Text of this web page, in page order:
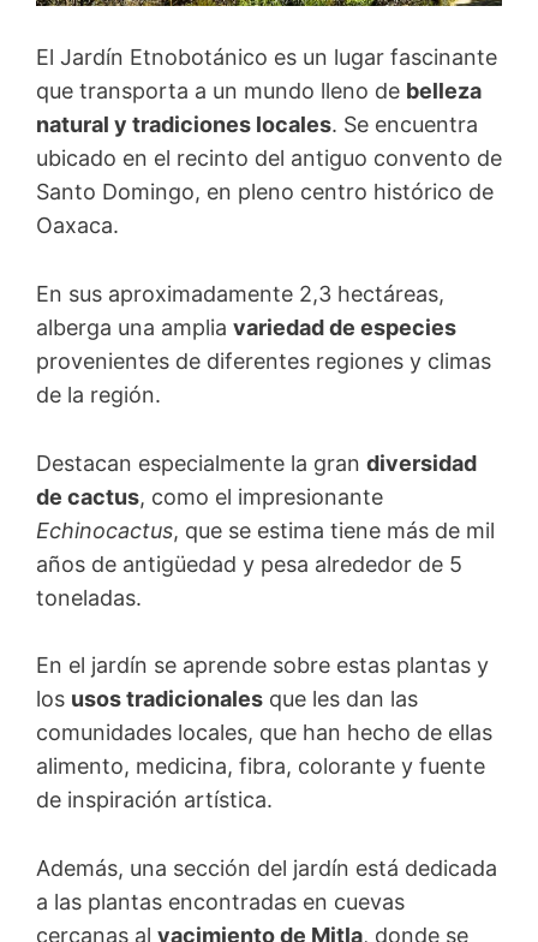
El Jardín Etnobotánico es un lugar fascinante
que transporta a un mundo lleno de belleza
natural y tradiciones locales. Se encuentra
ubicado en el recinto del antiguo convento de
Santo Domingo, en pleno centro histórico de
Oaxaca.
En sus aproximadamente 2,3 hectáreas,
alberga una amplia variedad de especies
provenientes de diferentes regiones y climas
de la región.
Destacan especialmente la gran diversidad
de cactus, como el impresionante
Echinocactus, que se estima tiene más de mil
años de antigüedad y pesa alrededor de 5
toneladas.
En el jardín se aprende sobre estas plantas y
los usos tradicionales que les dan las
comunidades locales, que han hecho de ellas
alimento, medicina, fibra, colorante y fuente
de inspiración artística.
Además, una sección del jardín está dedicada
a las plantas encontradas en cuevas
cercanas al yacimiento de Mitla, donde se